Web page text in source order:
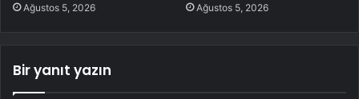
Ağustos 5, 2026 Ağustos 5, 2026
Bir yanıt yazın